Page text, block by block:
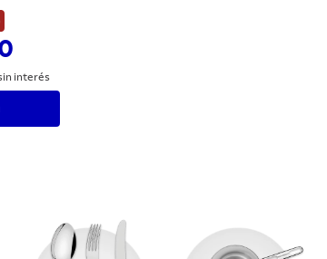
interés